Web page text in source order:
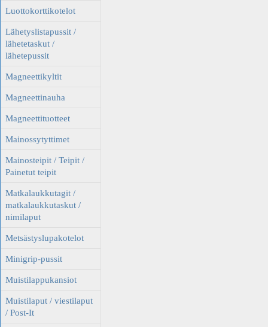
Luottokorttikotelot
Lähetyslistapussit /
lähetetaskut /
lähetepussit
Magneettikyltit
Magneettinauha
Magneettituotteet
Mainossytyttimet
Mainosteipit / Teipit /
Painetut teipit
Matkalaukkutagit /
matkalaukkutaskut /
nimilaput
Metsästyslupakotelot
Minigrip-pussit
Muistilappukansiot
Muistilaput / viestilaput
/ Post-It